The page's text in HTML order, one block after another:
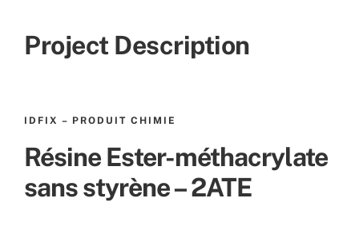
Project Description
IDFIX – PRODUIT CHIMIE
Résine Ester-méthacrylate
sans styrène – 2ATE